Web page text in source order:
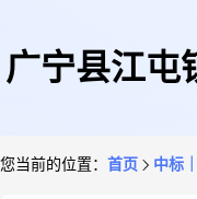
广宁县江屯
您当前的位置： 首页 中标